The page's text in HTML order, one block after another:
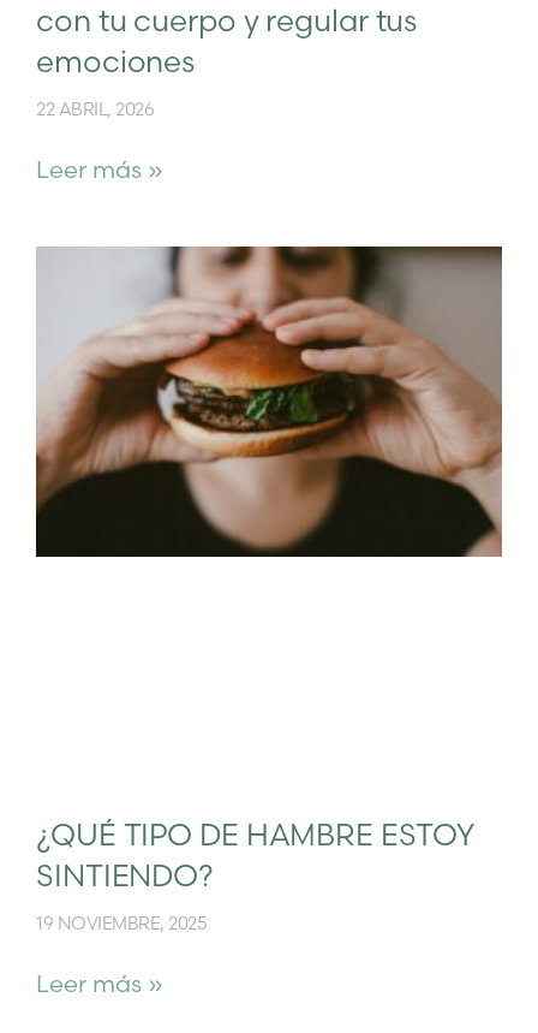
con tu cuerpo y regular tus
emociones
22 ABRIL, 2026
Leer más »
¿QUÉ TIPO DE HAMBRE ESTOY
SINTIENDO?
19 NOVIEMBRE, 2025
Leer más »